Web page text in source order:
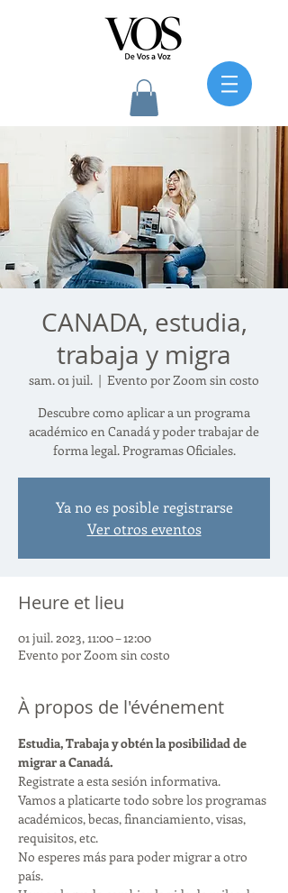
CANADA, estudia,
trabaja y migra
sam. 01 juil.
  |
Evento por Zoom sin costo
Descubre como aplicar a un programa
académico en Canadá y poder trabajar de
forma legal. Programas Oficiales.
Ya no es posible registrarse
Ver otros eventos
Heure et lieu
01 juil. 2023, 11:00 – 12:00
Evento por Zoom sin costo
À propos de l'événement
Estudia, Trabaja y obtén la posibilidad de
migrar a Canadá.
Registrate a esta sesión informativa.
Vamos a platicarte todo sobre los programas
académicos, becas, financiamiento, visas,
requisitos, etc.
No esperes más para poder migrar a otro
país.